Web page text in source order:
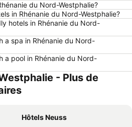
Hôtels Pontresina
Hôtels Berne
Hôtels Lac de Garde
Hôtels Forêt-Noire
Hôtels Ligurie
du Nord-Westphalie?
in Rhénanie du Nord-Westphalie?
hotels in Rhénanie du Nord-
a spa in Rhénanie du Nord-
a pool in Rhénanie du Nord-
- Plus de
Hôtels Neuss